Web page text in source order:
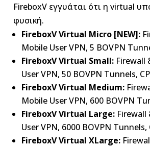
FireboxV εγγυάται ότι η virtual
φυσική.
FireboxV Virtual Micro [NEW]:
Mobile User VPN, 5 BOVPN
FireboxV Virtual Small:Firewall
User VPN, 50 BOVPN Tunnels,
FireboxV Virtual Medium:
Mobile User VPN, 600 BOVPN
FireboxV Virtual Large:Firewall
User VPN, 6000 BOVPN
FireboxV Virtual XLarge: